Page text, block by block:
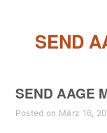
SEND
SEND AAGE
Posted on März 16,